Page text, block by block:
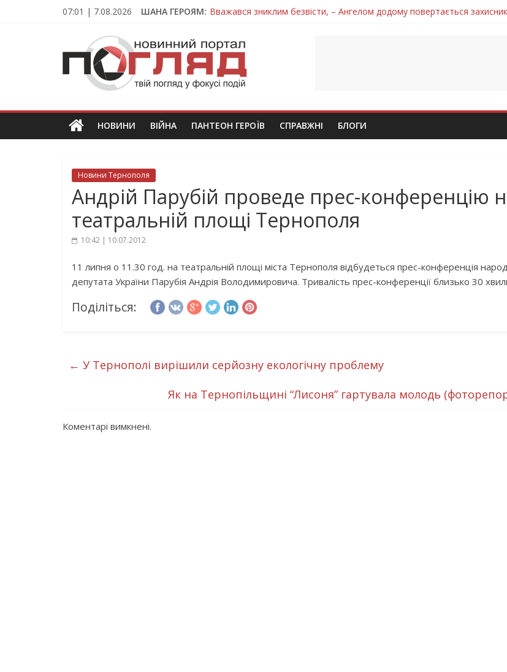
07:01 | 7.08.2026 ШАНА ГЕРОЯМ: Вважався зниклим безвісти, – Ангелом додому повертається
Тернопільщина втратила захисника Володимира Вельму
Захисник з Тернопільщини Петро Федів повертається до рідного дому
Тернопільщина в скорботі: на щиті повертається воїн Володимир
ПОГЛЯД
Новини
Тернополя.
новини
та
НОВИНИ ВІЙНА ПАНТЕОН ГЕРОЇВ СПРАВЖНІ БЛОГИ
Новини Тернополя
Андрій Парубій проведе прес-конференцію
театральній площі Тернополя
10:42 | 10.07.2012
11 липня о 11.30 год. на театральній площі міста Тернополя відбудеться прес-конференція
депутата України Парубія Андрія Володимировича. Тривалість прес-конференції близько 30
Поділіться:
← У Тернополі вирішили серйозну екологічну проблему
Як на Тернопільщині “Лисоня” гартувала молодь
Коментарі вимкнені.